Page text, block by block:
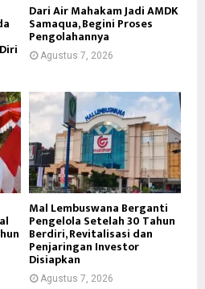
Dari Air Mahakam Jadi AMDK
Samaqua, Begini Proses
Pengolahannya
Agustus 7, 2026
Mal Lembuswana Berganti
Pengelola Setelah 30 Tahun
Berdiri, Revitalisasi dan
Penjaringan Investor
Disiapkan
Agustus 7, 2026